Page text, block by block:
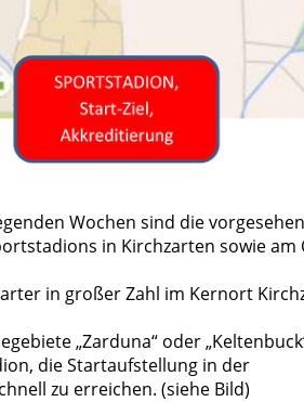
Wochen sind die
in Kirchzarten sowie am
in großer Zahl im Kernort
„Zarduna“ oder
die Startaufstellung in der
zu erreichen. (siehe Bild)